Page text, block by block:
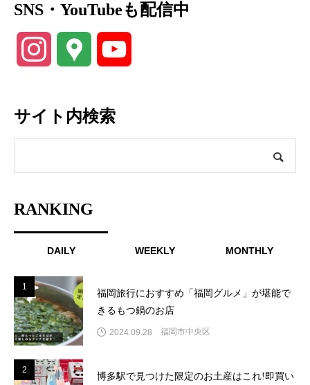
SNS・YouTubeも配信中
Instagram Google
サイト内検索
RANKING
DAILY WEEKLY MONTHLY
1
福岡旅行におすすめ「福岡グルメ」が堪能で
きるもつ鍋のお店
2024.09.28 福岡市中央区
2
博多駅で見つけた限定のお土産はこれ!即買い